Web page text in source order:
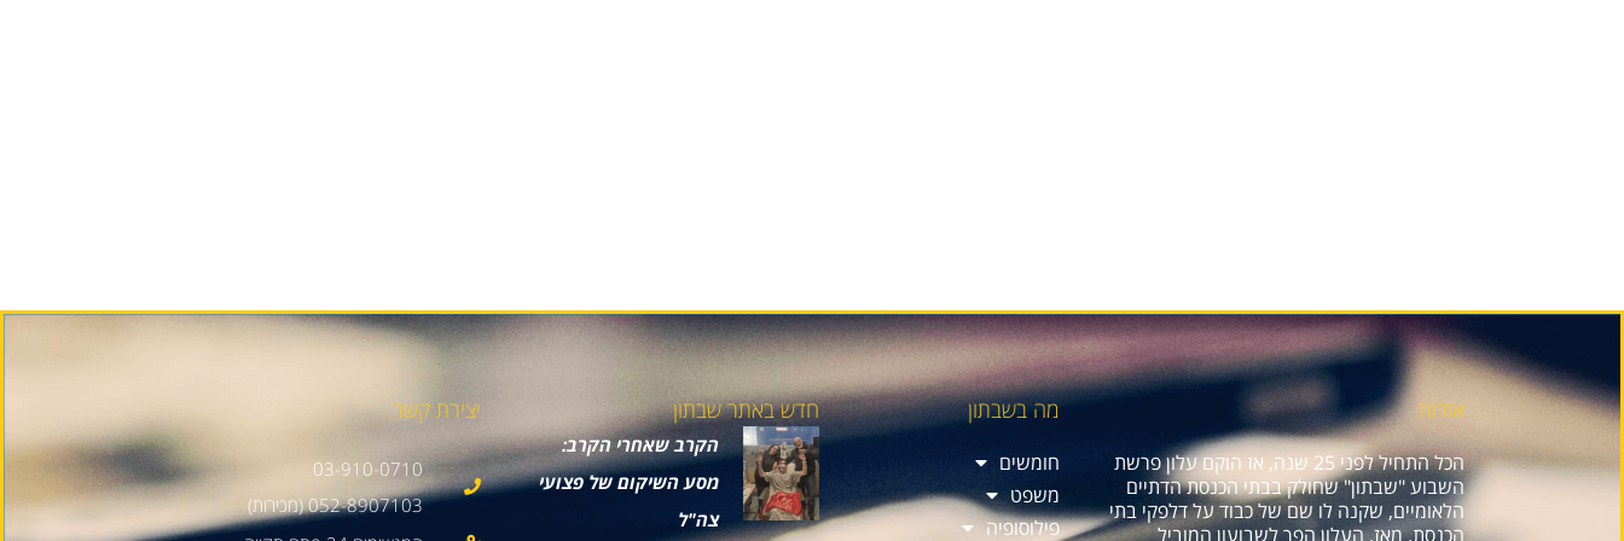
אודות
הכל התחיל לפני 25 שנה, אז הוקם עלון פרשת
השבוע "שבתון" שחולק בבתי הכנסת הדתיים
הלאומיים, שקנה לו שם של כבוד על דלפקי בתי
הכנסת. מאז, העלון הפך לשבועון המוביל
מה בשבתון
חומשים
משפט
פילוסופיה
חדש באתר שבתון
הקרב שאחרי הקרב:
מסע השיקום של פצועי
צה"ל
יצירת קשר
03-910-0710
052-8907103 (מכירות)